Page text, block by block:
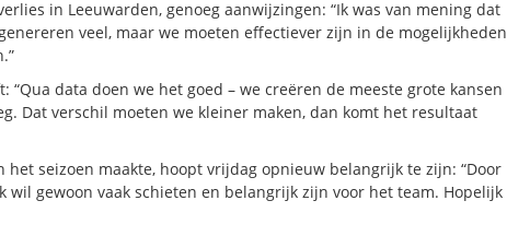
in Leeuwarden, genoeg aanwijzingen: “Ik was van mening dat
veel, maar we moeten effectiever zijn in de mogelijkheden
data doen we het goed – we creëren de meeste grote kansen
Dat verschil moeten we kleiner maken, dan komt het resultaat
seizoen maakte, hoopt vrijdag opnieuw belangrijk te zijn: “Door
gewoon vaak schieten en belangrijk zijn voor het team. Hopelijk